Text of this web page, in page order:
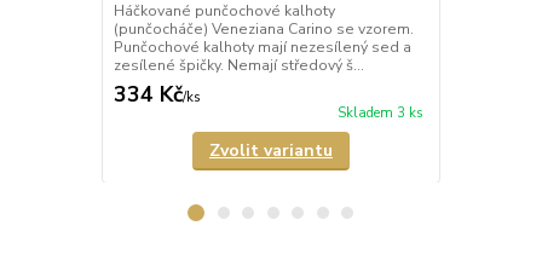
Háčkované punčochové kalhoty
(punčocháče) Veneziana Carino se vzorem.
Punčochové kalhoty mají nezesílený sed a
zesílené špičky. Nemají středový š...
334 Kč/ks
Skladem 3 ks
Zvolit variantu